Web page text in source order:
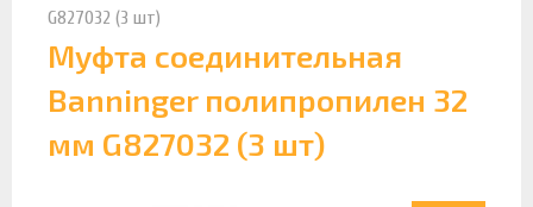
G827032 (3 шт)
Муфта соединительная
Banninger полипропилен 32
мм G827032 (3 шт)